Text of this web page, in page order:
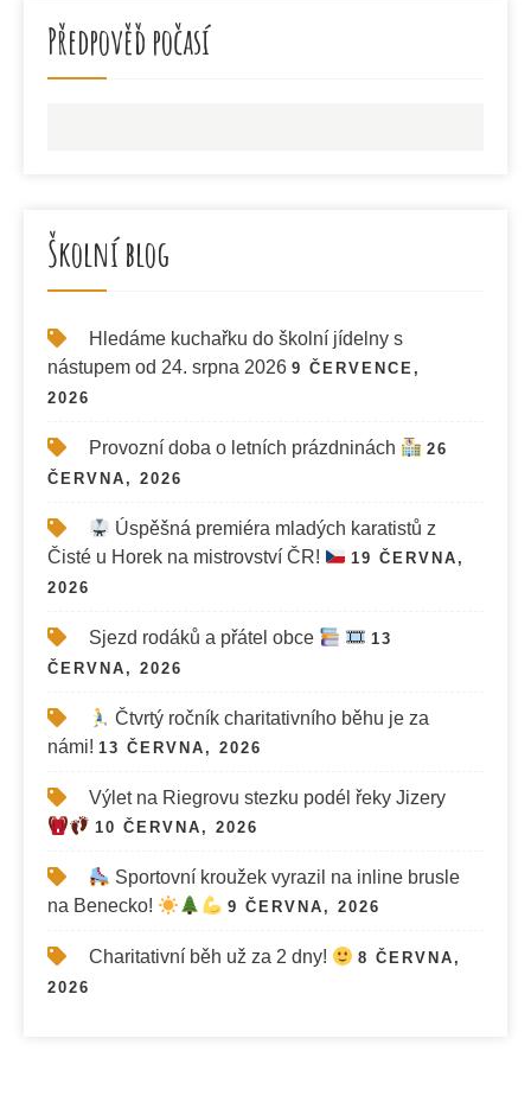
Předpověď počasí
Školní blog
Hledáme kuchařku do školní jídelny s
nástupem od 24. srpna 2026 9 ČERVENCE,
2026
Provozní doba o letních prázdninách
26
ČERVNA, 2026
Úspěšná premiéra mladých karatistů z
Čisté u Horek na mistrovství ČR!
19 ČERVNA,
2026
Sjezd rodáků a přátel obce
13
ČERVNA, 2026
Čtvrtý ročník charitativního běhu je za
námi! 13 ČERVNA, 2026
Výlet na Riegrovu stezku podél řeky Jizery
10 ČERVNA, 2026
Sportovní kroužek vyrazil na inline brusle
na Benecko!
9 ČERVNA, 2026
Charitativní běh už za 2 dny!
8 ČERVNA,
2026